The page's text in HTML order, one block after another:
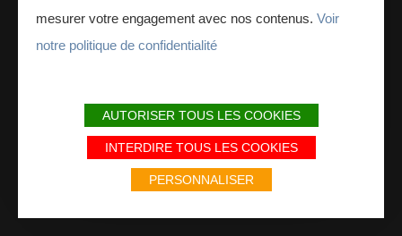
24 Place Ducale,
08000 Charleville-Mézières, France
CONTACTEZ-NOUS
mesurer votre engagement avec nos contenus. Voir
notre politique de confidentialité
AUTORISER TOUS LES COOKIES
INTERDIRE TOUS LES COOKIES
PERSONNALISER